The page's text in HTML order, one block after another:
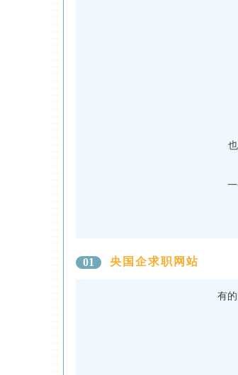
01 央国企求职网站
有